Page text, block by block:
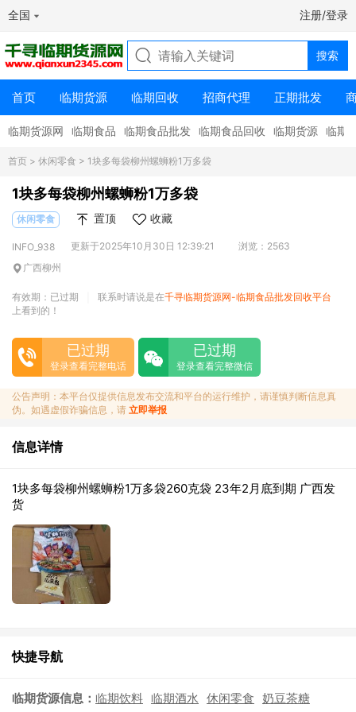
全国 注册/登录
首页 临期货源 临期回收 招商代理 正期批发
临期货源网 临期食品 临期食品批发 临期食品回收 临期货源 临期
首页 > 休闲零食 > 1块多每袋柳州螺蛳粉1万多袋
1块多每袋柳州螺蛳粉1万多袋
休闲零食 置顶 收藏
INFO_938 更新于2025年10月30日 12:39:21
浏览：2563
广西柳州
有效期：已过期 联系时请说是在千寻临期货源网-临期食品批发回收平台
上看到的！
已过期
登录查看完整电话
已过期
登录查看完整微信
公告声明：本平台仅提供信息发布交流和平台的运行维护，请谨慎判断信息真
伪。如遇虚假诈骗信息，请 立即举报
信息详情
1块多每袋柳州螺蛳粉1万多袋260克袋 23年2月底到期 广西发
货
快捷导航
临期货源信息： 临期饮料 临期酒水 休闲零食 奶豆茶糖